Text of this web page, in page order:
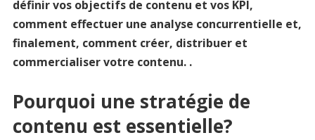
définir vos objectifs de contenu et vos KPI,
comment effectuer une analyse concurrentielle et,
finalement, comment créer, distribuer et
commercialiser votre contenu. .
Pourquoi une stratégie de
contenu est essentielle?